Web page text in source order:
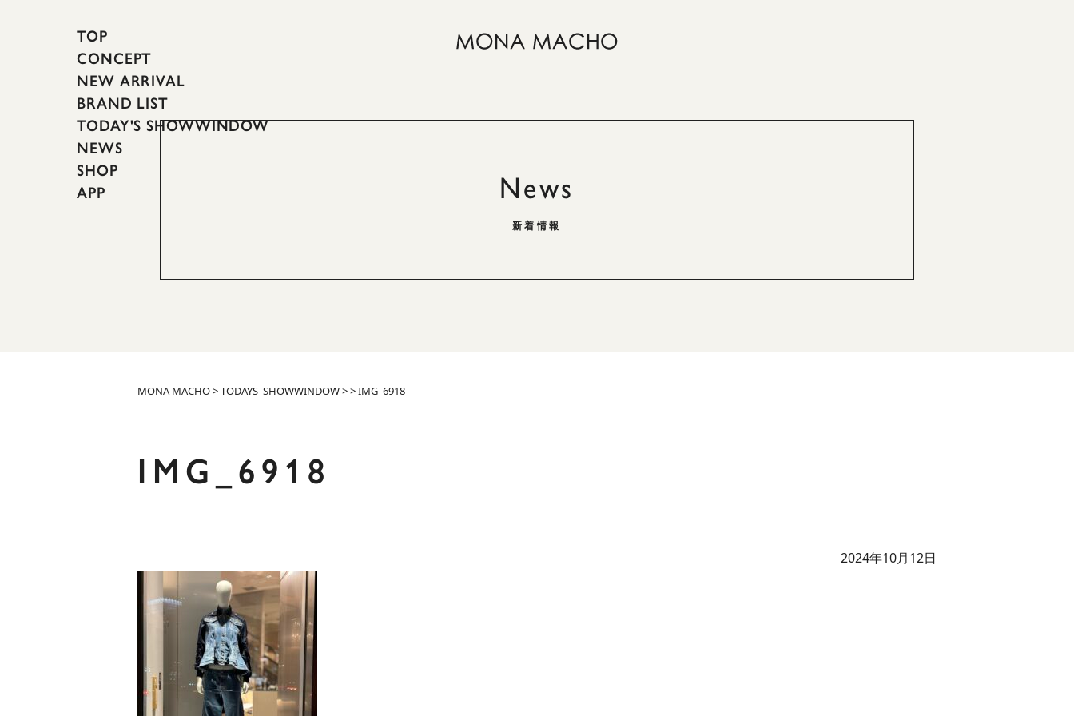
TOP
CONCEPT
NEW ARRIVAL
BRAND LIST
TODAY'S SHOWWINDOW
NEWS
SHOP
APP
News
新着情報
MONA MACHO>TODAYS_SHOWWINDOW>>IMG_6918
IMG_6918
2024年10月12日